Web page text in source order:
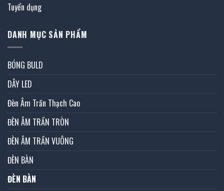
Tuyển dụng
DANH MỤC SẢN PHẨM
BÓNG BULD
DÂY LED
Đèn Âm Trần Thạch Cao
ĐÈN ÂM TRẦN TRÒN
ĐÈN ÂM TRẦN VUÔNG
ĐÈN BÀN
ĐÈN BÀN